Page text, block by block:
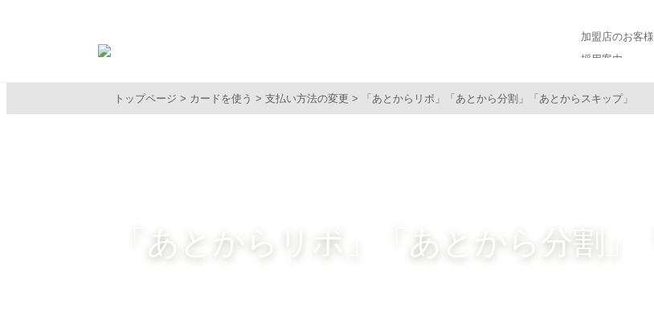
加盟店のお客様
採用案内
トップページ カードを使う 支払い方法の変更 「あとからリボ」「あとから分割」「あとからスキップ」
「あとからリボ」「あとから分割」